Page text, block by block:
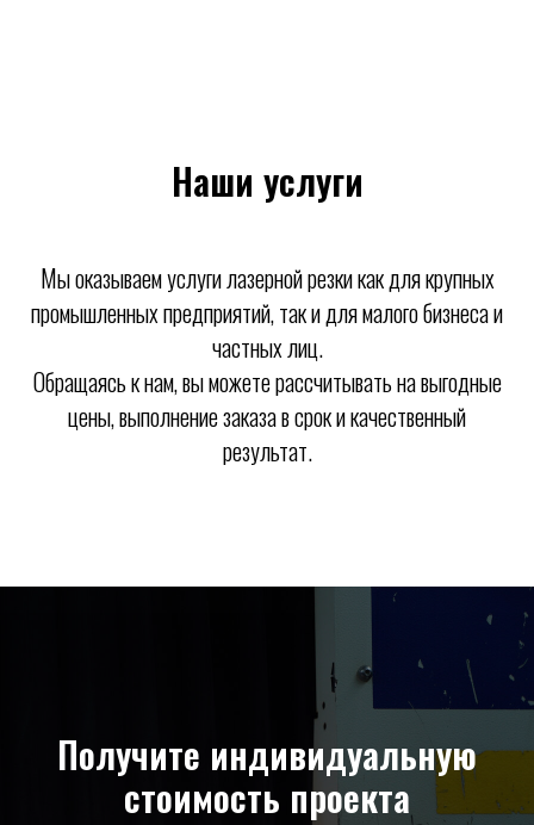
Наши услуги
Мы оказываем услуги лазерной резки как для крупных
промышленных предприятий, так и для малого бизнеса и
частных лиц.
Обращаясь к нам, вы можете рассчитывать на выгодные
цены, выполнение заказа в срок и качественный
результат.
Получите индивидуальную
стоимость проекта